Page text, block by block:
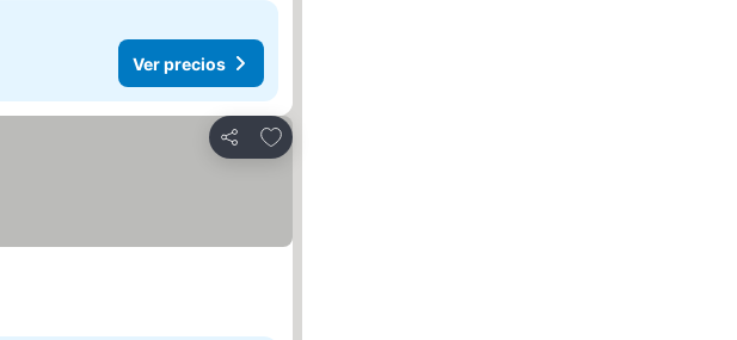
Ver precios
Compartir
Agregar a favoritos